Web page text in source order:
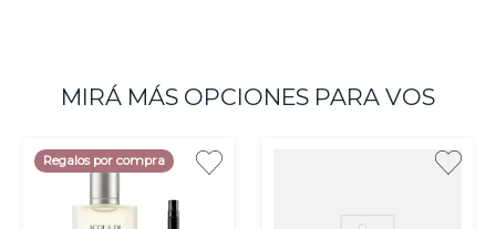
MIRÁ MÁS OPCIONES PARA VOS
Regalos por compra